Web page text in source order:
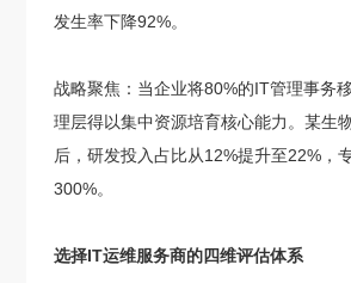
发生率下降92%。
战略聚焦：当企业将80%的IT管理事务
理层得以集中资源培育核心能力。某生
后，研发投入占比从12%提升至22%，
300%。
选择IT运维服务商的四维评估体系